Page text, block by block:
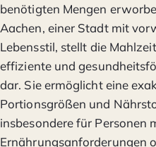
benötigten Mengen
Aachen, einer Stadt mit
Lebensstil, stellt die
effiziente und
dar. Sie ermöglicht eine
Portionsgrößen und
insbesondere für Personen
Ernährungsanforderungen